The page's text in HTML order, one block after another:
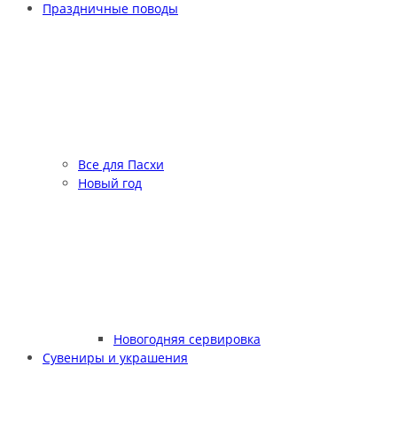
Праздничные поводы
Все для Пасхи
Новый год
Новогодняя сервировка
Сувениры и украшения